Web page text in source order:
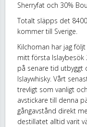
Sherryfat och 30%
Totalt släpps det
kommer till Sverige.
Kilchoman har jag
mitt första Islaybesök
på senare tid utbyggt
Islaywhisky. Vårt
trevligt som vanligt
avstickare till denna
gångavstånd direkt
destillatet alltid varit